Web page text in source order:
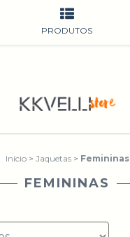
PRODUTOS
Início > Jaquetas > Femininas
FEMININAS